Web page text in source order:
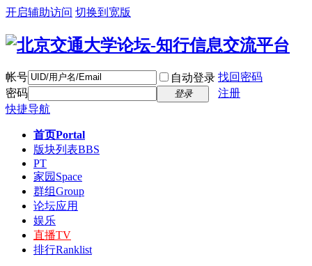
开启辅助访问 切换到宽版
帐号 自动登录 找回密码
密码
登录
注册
快捷导航
首页Portal
版块列表BBS
PT
家园 Space
群组Group
论坛应用
娱乐
直播TV
排行Ranklist